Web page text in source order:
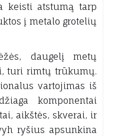
keisti atstumą tarp
į metalo grotelių
daugelį metų
turi rimtų trūkumų.
vartojimas iš
komponentai
aikštės, skverai, ir
ryšius apsunkina